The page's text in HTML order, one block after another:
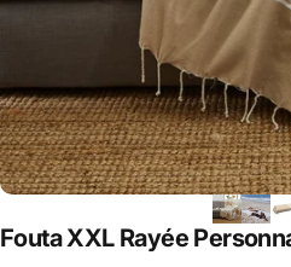
Fouta XXL Rayée